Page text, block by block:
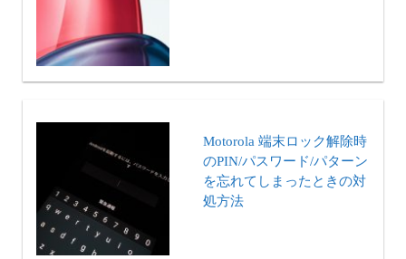
Motorola 端末ロック解除時
のPIN/パスワード/パターン
を忘れてしまったときの対
処方法